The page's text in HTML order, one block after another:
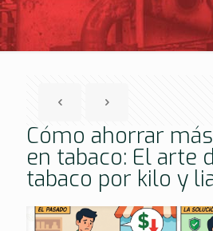
Cómo ahorrar
en tabaco: El arte
tabaco por kilo y